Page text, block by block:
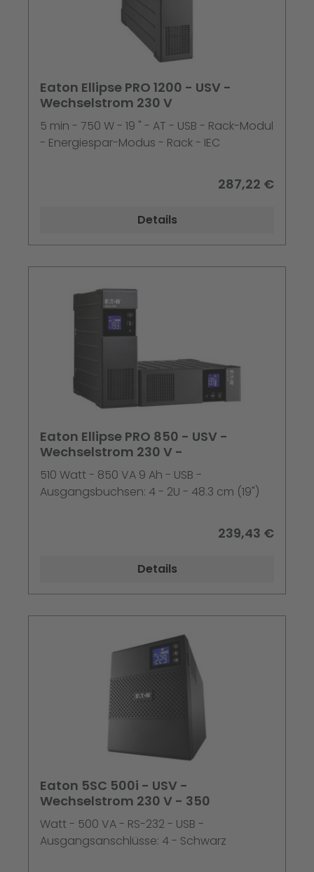
Eaton Ellipse PRO 1200 - USV -
Wechselstrom 230 V
5 min - 750 W - 19 " - AT - USB - Rack-Modul
- Energiespar-Modus - Rack - IEC
287,22 €
Details
Eaton Ellipse PRO 850 - USV -
Wechselstrom 230 V -
510 Watt - 850 VA 9 Ah - USB -
Ausgangsbuchsen: 4 - 2U - 48.3 cm (19")
239,43 €
Details
Eaton 5SC 500i - USV -
Wechselstrom 230 V - 350
Watt - 500 VA - RS-232 - USB -
Ausgangsanschlüsse: 4 - Schwarz